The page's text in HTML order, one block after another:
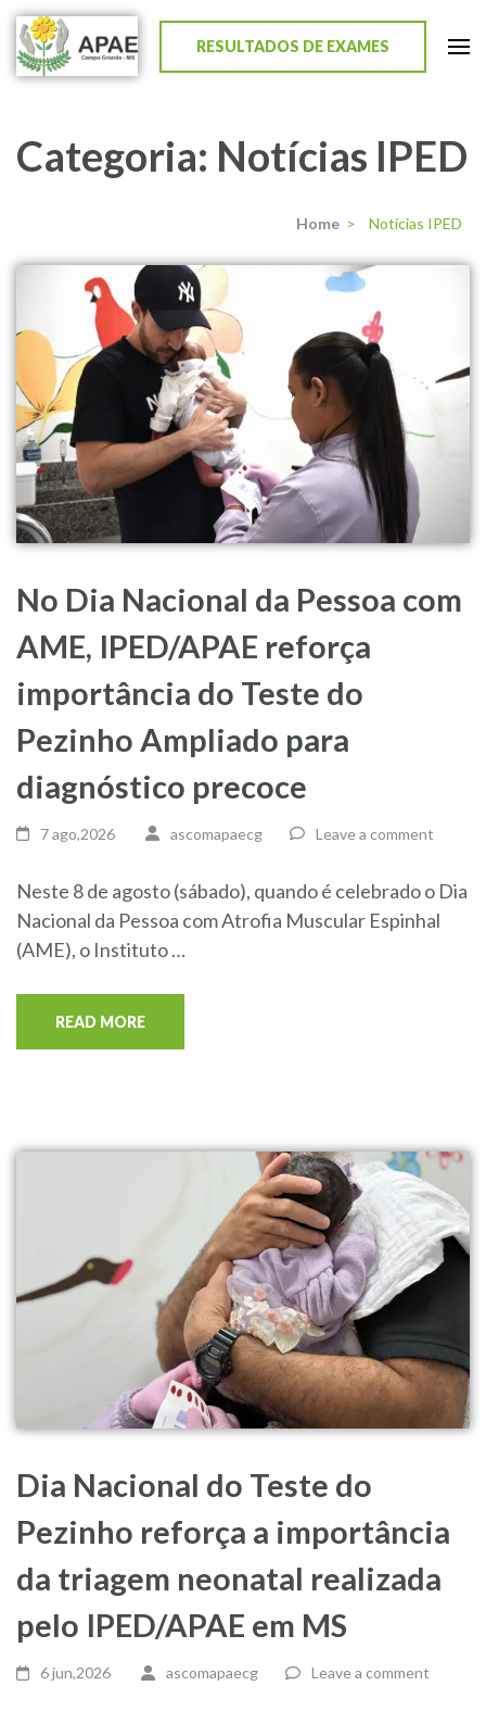
APAE de Campo Grande
RESULTADOS DE EXAMES
Categoria: Notícias IPED
Home > Notícias IPED
No Dia Nacional da Pessoa com
AME, IPED/APAE reforça
importância do Teste do
Pezinho Ampliado para
diagnóstico precoce
7 ago,2026 ascomapaecg Leave a comment
Neste 8 de agosto (sábado), quando é celebrado o Dia
Nacional da Pessoa com Atrofia Muscular Espinhal
(AME), o Instituto …
READ MORE
Dia Nacional do Teste do
Pezinho reforça a importância
da triagem neonatal realizada
pelo IPED/APAE em MS
6 jun,2026 ascomapaecg Leave a comment